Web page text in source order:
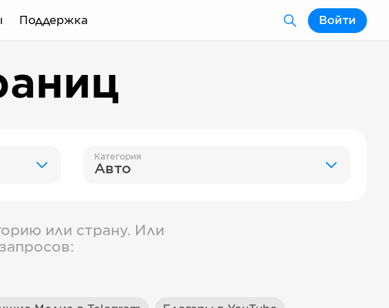
Поддержка Войти
Категория
Авто
или страну. Или